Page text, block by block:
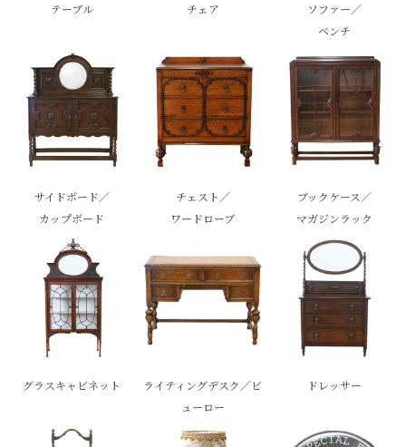
テーブル チェア
ソファー／
ベンチ
サイドボード／
カップボード
チェスト／
ワードローブ
ブックケース／
マガジンラック
グラスキャビネット
ライティングデスク／ビ
ューロー
ドレッサー